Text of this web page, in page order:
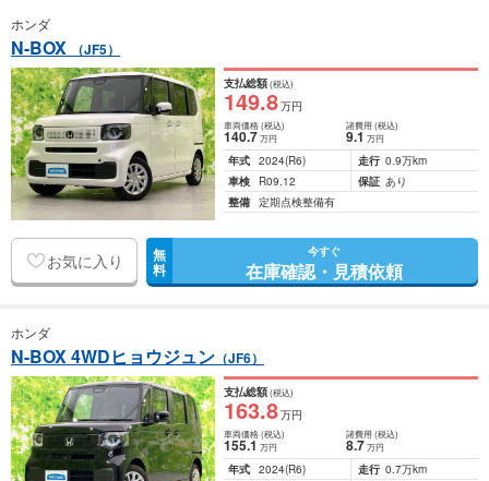
ホンダ
N-BOX （JF5）
支払総額(税込)
149.8万円
車両価格(税込)
140.7万円
諸費用 (税込)
9.1 万円
年式 2024(R6) 走行 0.9万km
車検
R09.12 保証 あり
整備 定期点検整備有
お気に入り 無
料
今すぐ
在庫確認・見積依頼
ホンダ
N-BOX 4WDヒョウジュン （JF6）
支払総額(税込)
163.8万円
車両価格(税込)
155.1万円
諸費用 (税込)
8.7 万円
年式 2024(R6) 走行 0.7万km